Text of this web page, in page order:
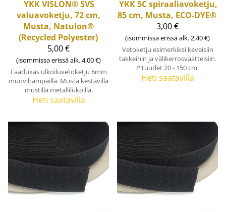
YKKVISLON® 5VS
valuavoketju, 72 cm,
Musta, Natulon®
(Recycled Polyester)
5,00 €
(isommissa erissä alk. 4,00 €)
Laadukas ulkoiluvetoketju 6mm
muovihampailla. Musta kestävillä
mustilla metallilukoilla.
Heti saatavilla
YKK 5C spiraaliavoketju,
85 cm, Musta, ECO-DYE®
3,00 €
(isommissa erissä alk. 2,40 €)
Vetoketju esimerkiksi keveisiin
takkeihin ja välikerrosvaatteisiin.
Pituudet 20 - 150 cm.
Heti saatavilla